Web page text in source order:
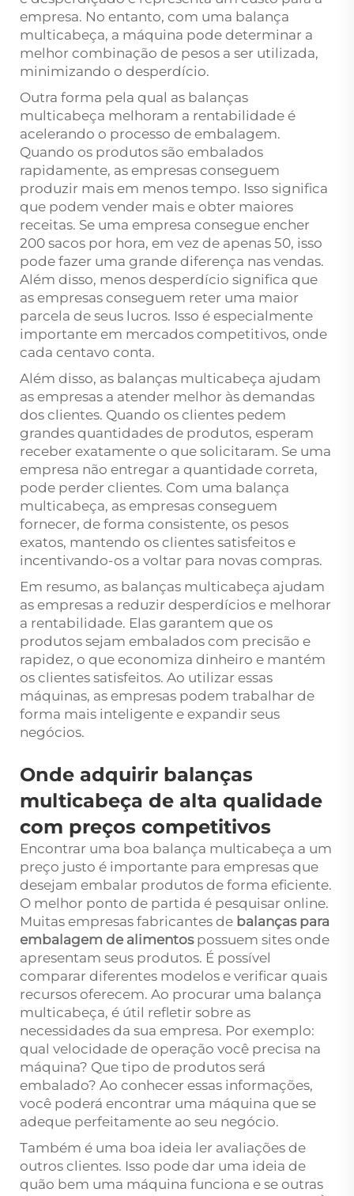
empresa. No entanto, com uma balança
multicabeça, a máquina pode determinar a
melhor combinação de pesos a ser utilizada,
minimizando o desperdício.
Outra forma pela qual as balanças
multicabeça melhoram a rentabilidade é
acelerando o processo de embalagem.
Quando os produtos são embalados
rapidamente, as empresas conseguem
produzir mais em menos tempo. Isso significa
que podem vender mais e obter maiores
receitas. Se uma empresa consegue encher
200 sacos por hora, em vez de apenas 50, isso
pode fazer uma grande diferença nas vendas.
Além disso, menos desperdício significa que
as empresas conseguem reter uma maior
parcela de seus lucros. Isso é especialmente
importante em mercados competitivos, onde
cada centavo conta.
Além disso, as balanças multicabeça ajudam
as empresas a atender melhor às demandas
dos clientes. Quando os clientes pedem
grandes quantidades de produtos, esperam
receber exatamente o que solicitaram. Se uma
empresa não entregar a quantidade correta,
pode perder clientes. Com uma balança
multicabeça, as empresas conseguem
fornecer, de forma consistente, os pesos
exatos, mantendo os clientes satisfeitos e
incentivando-os a voltar para novas compras.
Em resumo, as balanças multicabeça ajudam
as empresas a reduzir desperdícios e melhorar
a rentabilidade. Elas garantem que os
produtos sejam embalados com precisão e
rapidez, o que economiza dinheiro e mantém
os clientes satisfeitos. Ao utilizar essas
máquinas, as empresas podem trabalhar de
forma mais inteligente e expandir seus
negócios.
Onde adquirir balanças
multicabeça de alta qualidade
com preços competitivos
Encontrar uma boa balança multicabeça a um
preço justo é importante para empresas que
desejam embalar produtos de forma eficiente.
O melhor ponto de partida é pesquisar online.
Muitas empresas fabricantes de balanças para
embalagem de alimentos possuem sites onde
apresentam seus produtos. É possível
comparar diferentes modelos e verificar quais
recursos oferecem. Ao procurar uma balança
multicabeça, é útil refletir sobre as
necessidades da sua empresa. Por exemplo:
qual velocidade de operação você precisa na
máquina? Que tipo de produtos será
embalado? Ao conhecer essas informações,
você poderá encontrar uma máquina que se
adeque perfeitamente ao seu negócio.
Também é uma boa ideia ler avaliações de
outros clientes. Isso pode dar uma ideia de
quão bem uma máquina funciona e se outras